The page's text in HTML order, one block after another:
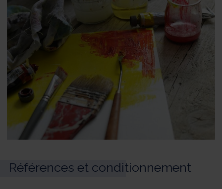
Références et conditionnement